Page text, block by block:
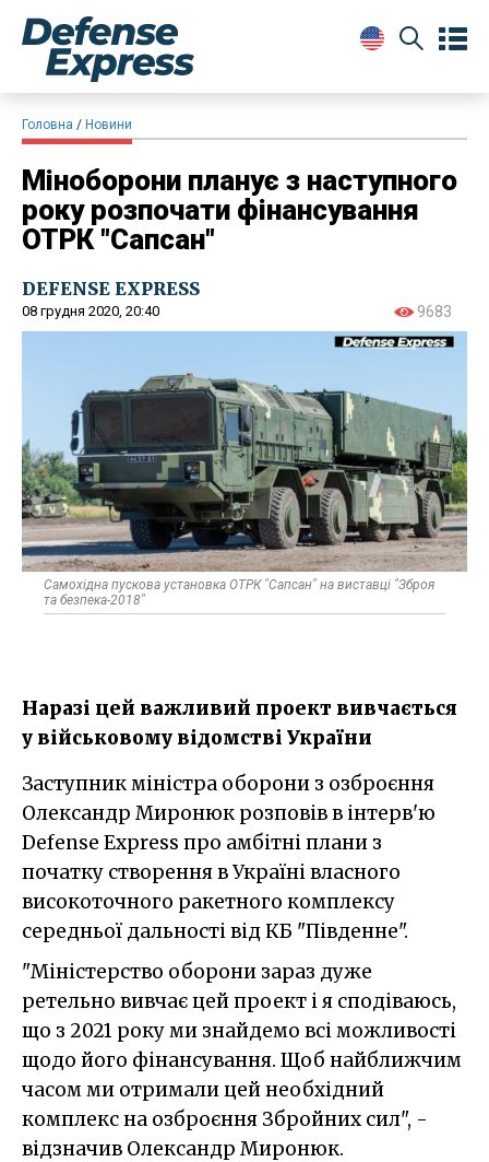
Головна Новини
Міноборони планує з наступного
року розпочати фінансування
ОТРК "Сапсан"
DEFENSE EXPRESS
08 грудня 2020, 20:40 9683
Самохідна пускова установка ОТРК "Сапсан" на виставці "Зброя
та безпека-2018"
Наразі цей важливий проект вивчається
у військовому відомстві України
Заступник міністра оборони з озброєння
Олександр Миронюк розповів в інтерв'ю
Defense Express про амбітні плани з
початку створення в Україні власного
високоточного ракетного комплексу
середньої дальності від КБ "Південне".
"Міністерство оборони зараз дуже
ретельно вивчає цей проект і я сподіваюсь,
що з 2021 року ми знайдемо всі можливості
щодо його фінансування. Щоб найближчим
часом ми отримали цей необхідний
комплекс на озброєння Збройних сил", -
відзначив Олександр Миронюк.